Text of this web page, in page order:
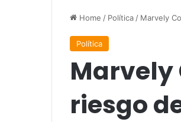
Home / Política / Marvely
Política
Marvely
riesgo